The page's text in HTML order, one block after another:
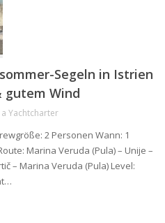
Segeln in Istrien
gutem Wind
Yachtcharter
2 Personen Wann: 1
Marina Veruda (Pula) – Unije –
– Marina Veruda (Pula) Level: